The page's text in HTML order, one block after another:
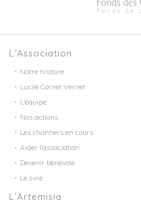
L’Association
Notre histoire
Lucile Cornet Vernet
L’équipe
Nos actions
Les chantiers en cours
Aider l’association
Devenir bénévole
Le livre
L’Artemisia